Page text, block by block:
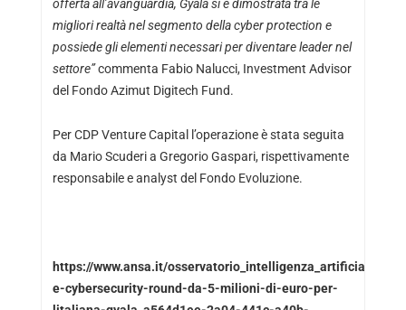
offerta all’avanguardia, Gyala si è dimostrata tra le
migliori realtà nel segmento della cyber protection e
possiede gli elementi necessari per diventare leader nel
settore”commenta Fabio Nalucci, Investment Advisor
del Fondo Azimut Digitech Fund.
Per CDP Venture Capital l’operazione è stata seguita
da Mario Scuderi a Gregorio Gaspari, rispettivamente
responsabile e analyst del Fondo Evoluzione.
https://www.ansa.it/osservatorio_intelligenza_artificiale/
e-cybersecurity-round-da-5-milioni-di-euro-per-